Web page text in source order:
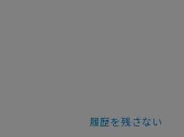
履歴を残さない